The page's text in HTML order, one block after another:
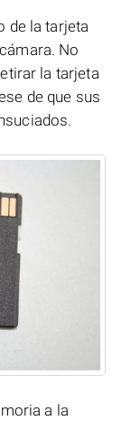
de la tarjeta
No
la tarjeta
de que sus
a la